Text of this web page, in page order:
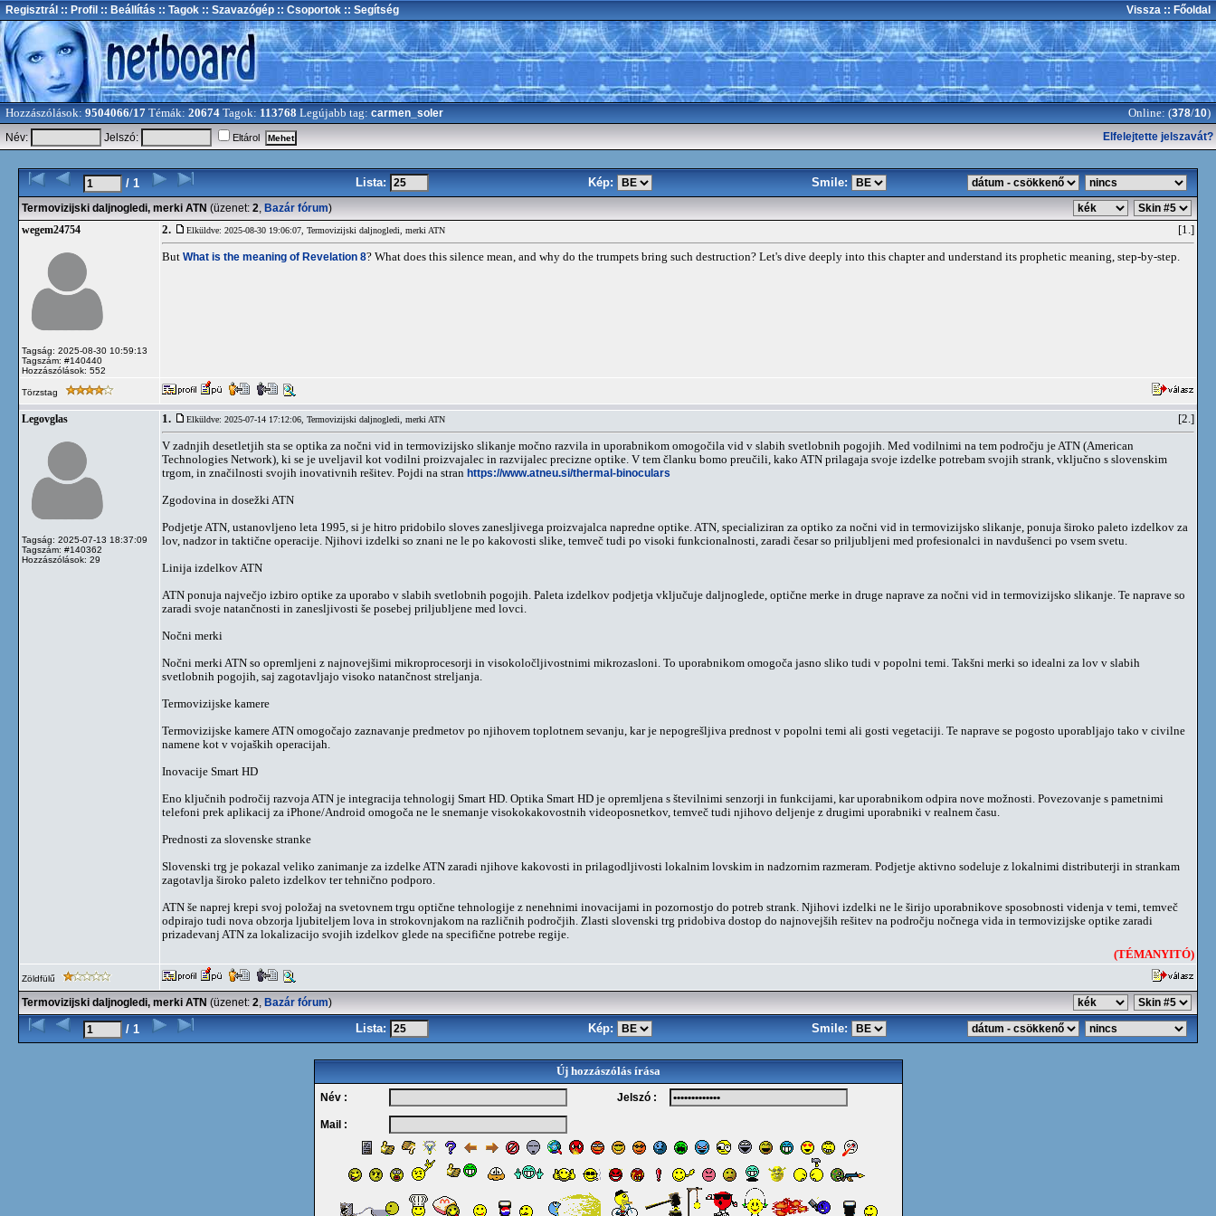
Regisztrál :: Profil :: Beállítás :: Tagok :: Szavazógép :: Csoportok :: Segítség Vissza :: Főoldal
Hozzászólások: 9504066/17 Témák: 20674 Tagok: 113768 Legújabb tag: carmen_soler Online: (378/10)
Név: Jelszó: Eltárol Elfelejtette jelszavát?
/ 1 Lista: Kép: Smile:
Termovizijski daljnogledi, merki ATN (üzenet: 2, Bazár fórum)
wegem24754
Tagság: 2025-08-30 10:59:13
Tagszám: #140440
Hozzászólások: 552
2. Elküldve: 2025-08-30 19:06:07, Termovizijski daljnogledi, merki ATN [1.]
But What is the meaning of Revelation 8? What does this silence mean, and why do the trumpets bring such destruction? Let's dive deeply into this chapter and understand its prophetic meaning, step-by-step.
Törzstag
Legovglas
Tagság: 2025-07-13 18:37:09
Tagszám: #140362
Hozzászólások: 29
1. Elküldve: 2025-07-14 17:12:06, Termovizijski daljnogledi, merki ATN [2.]
V zadnjih desetletjih sta se optika za nočni vid in termovizijsko slikanje močno razvila in uporabnikom omogočila vid v slabih svetlobnih pogojih. Med vodilnimi na tem področju je ATN (American
Technologies Network), ki se je uveljavil kot vodilni proizvajalec in razvijalec precizne optike. V tem članku bomo preučili, kako ATN prilagaja svoje izdelke potrebam svojih strank, vključno s slovenskim
trgom, in značilnosti svojih inovativnih rešitev. Pojdi na stran https://www.atneu.si/thermal-binoculars
Zgodovina in dosežki ATN
Podjetje ATN, ustanovljeno leta 1995, si je hitro pridobilo sloves zanesljivega proizvajalca napredne optike. ATN, specializiran za optiko za nočni vid in termovizijsko slikanje, ponuja široko paleto izdelkov za
lov, nadzor in taktične operacije. Njihovi izdelki so znani ne le po kakovosti slike, temveč tudi po visoki funkcionalnosti, zaradi česar so priljubljeni med profesionalci in navdušenci po vsem svetu.
Linija izdelkov ATN
ATN ponuja največjo izbiro optike za uporabo v slabih svetlobnih pogojih. Paleta izdelkov podjetja vključuje daljnoglede, optične merke in druge naprave za nočni vid in termovizijsko slikanje. Te naprave so
zaradi svoje natančnosti in zanesljivosti še posebej priljubljene med lovci.
Nočni merki
Nočni merki ATN so opremljeni z najnovejšimi mikroprocesorji in visokoločljivostnimi mikrozasloni. To uporabnikom omogoča jasno sliko tudi v popolni temi. Takšni merki so idealni za lov v slabih
svetlobnih pogojih, saj zagotavljajo visoko natančnost streljanja.
Termovizijske kamere
Termovizijske kamere ATN omogočajo zaznavanje predmetov po njihovem toplotnem sevanju, kar je nepogrešljiva prednost v popolni temi ali gosti vegetaciji. Te naprave se pogosto uporabljajo tako v civilne
namene kot v vojaških operacijah.
Inovacije Smart HD
Eno ključnih področij razvoja ATN je integracija tehnologij Smart HD. Optika Smart HD je opremljena s številnimi senzorji in funkcijami, kar uporabnikom odpira nove možnosti. Povezovanje s pametnimi
telefoni prek aplikacij za iPhone/Android omogoča ne le snemanje visokokakovostnih videoposnetkov, temveč tudi njihovo deljenje z drugimi uporabniki v realnem času.
Prednosti za slovenske stranke
Slovenski trg je pokazal veliko zanimanje za izdelke ATN zaradi njihove kakovosti in prilagodljivosti lokalnim lovskim in nadzornim razmeram. Podjetje aktivno sodeluje z lokalnimi distributerji in strankam
zagotavlja široko paleto izdelkov ter tehnično podporo.
ATN še naprej krepi svoj položaj na svetovnem trgu optične tehnologije z nenehnimi inovacijami in pozornostjo do potreb strank. Njihovi izdelki ne le širijo uporabnikove sposobnosti videnja v temi, temveč
odpirajo tudi nova obzorja ljubiteljem lova in strokovnjakom na različnih področjih. Zlasti slovenski trg pridobiva dostop do najnovejših rešitev na področju nočnega vida in termovizijske optike zaradi
prizadevanj ATN za lokalizacijo svojih izdelkov glede na specifične potrebe regije.
(TÉMANYITÓ)
Zöldfülű
Termovizijski daljnogledi, merki ATN (üzenet: 2, Bazár fórum)
/ 1 Lista: Kép: Smile:
Új hozzászólás írása
Név : Jelszó :
Mail :